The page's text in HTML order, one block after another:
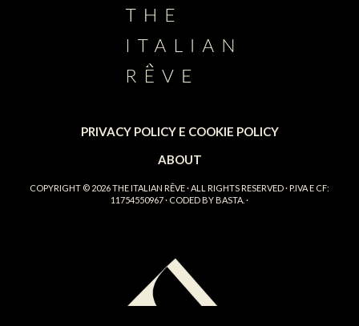
PRIVACY POLICY E COOKIE POLICY
ABOUT
COPYRIGHT © 2026THE ITALIAN RÊVE· ALL RIGHTS RESERVED · P.IVA E CF:
11754550967 · CODED BY BASTA. ·